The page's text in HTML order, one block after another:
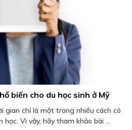
biến cho du học sinh ở Mỹ
gian chỉ là một trong nhiều cách có
Vì vậy, hãy tham khảo bài ...